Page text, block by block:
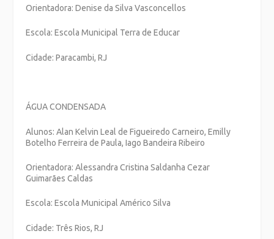
Orientadora: Denise da Silva Vasconcellos
Escola: Escola Municipal Terra de Educar
Cidade: Paracambi, RJ
ÁGUA CONDENSADA
Alunos: Alan Kelvin Leal de Figueiredo Carneiro, Emilly
Botelho Ferreira de Paula, Iago Bandeira Ribeiro
Orientadora: Alessandra Cristina Saldanha Cezar
Guimarães Caldas
Escola: Escola Municipal Américo Silva
Cidade: Três Rios, RJ